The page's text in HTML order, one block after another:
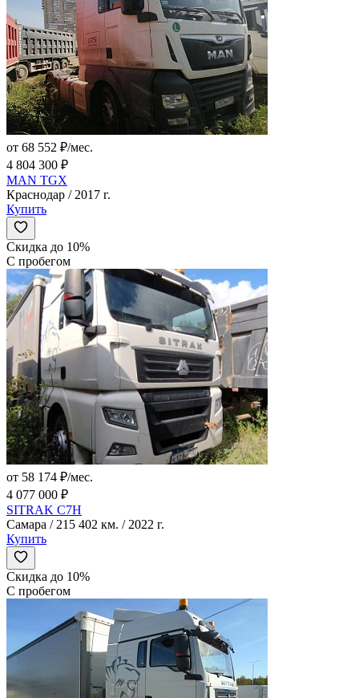
от 68 552 ₽/мес.
4 804 300 ₽
MAN TGX
Краснодар / 2017 г.
Купить
Скидка до 10%
С пробегом
от 58 174 ₽/мес.
4 077 000 ₽
SITRAK C7H
Самара / 215 402 км. / 2022 г.
Купить
Скидка до 10%
С пробегом